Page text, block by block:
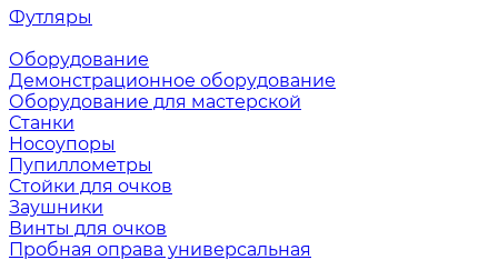
Футляры
Оборудование
Демонстрационное оборудование
Оборудование для мастерской
Станки
Носоупоры
Пупиллометры
Стойки для очков
Заушники
Винты для очков
Пробная оправа универсальная